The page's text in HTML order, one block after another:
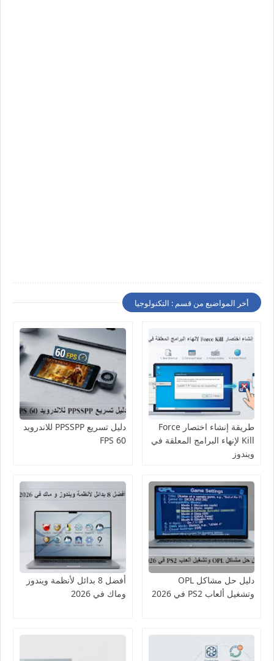
أخر المواضيع من قسم : التكنولوجيا
طريقة إنشاء اختصار Force
Kill لإنهاء البرامج المعلقة في
ويندوز
دليل تسريع PPSSPP للاندرويد
60 FPS
دليل حل مشاكل OPL
وتشغيل ألعاب PS2 في 2026
أفضل 8 بدائل لأنظمة ويندوز
وماك في 2026